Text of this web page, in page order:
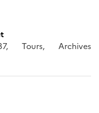
Tours, Archives